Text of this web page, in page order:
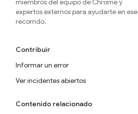
miembros del equipo de Chrome y
expertos externos para ayudarte en ese
recorrido.
Contribuir
Informar un error
Ver incidentes abiertos
Contenido relacionado